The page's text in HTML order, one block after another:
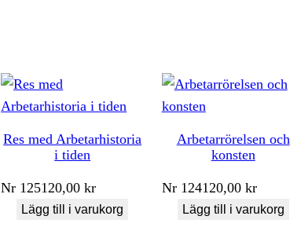
Res med Arbetarhistoria
i tiden
Nr 125120,00kr
Lägg till i varukorg
Arbetarrörelsen och
konsten
Nr 124120,00 kr
Lägg till i varukorg